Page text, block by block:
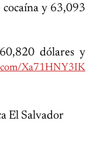
y 63,093
dólares y
Xa71HNY3IK
El Salvador